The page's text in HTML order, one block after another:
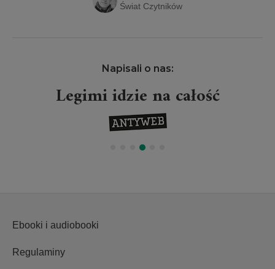
Świat Czytników
Napisali o nas:
Legimi idzie na całość
Ebooki i audiobooki
Regulaminy